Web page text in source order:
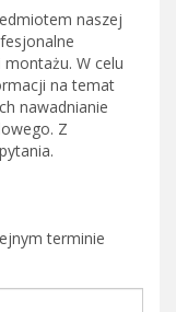
naszej
W celu
na temat
nawadnianie
Z
terminie